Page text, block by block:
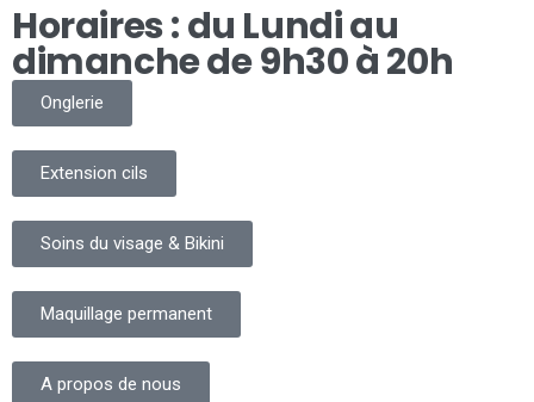
Horaires : du Lundi au
dimanche de 9h30 à 20h
Onglerie
Extension cils
Soins du visage & Bikini
Maquillage permanent
A propos de nous